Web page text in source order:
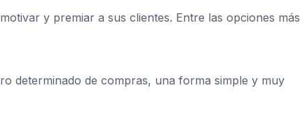
y premiar a sus clientes. Entre las opciones más
determinado de compras, una forma simple y muy